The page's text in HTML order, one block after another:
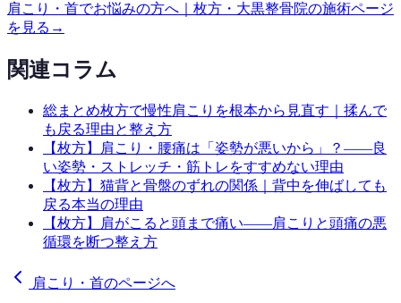
肩こり・首でお悩みの方へ｜枚方・大黒整骨院の施術ページ
を見る →
関連コラム
総まとめ枚方で慢性肩こりを根本から見直す｜揉んで
も戻る理由と整え方
【枚方】肩こり・腰痛は「姿勢が悪いから」？——良
い姿勢・ストレッチ・筋トレをすすめない理由
【枚方】猫背と骨盤のずれの関係｜背中を伸ばしても
戻る本当の理由
【枚方】肩がこると頭まで痛い——肩こりと頭痛の悪
循環を断つ整え方
肩こり・首のページへ